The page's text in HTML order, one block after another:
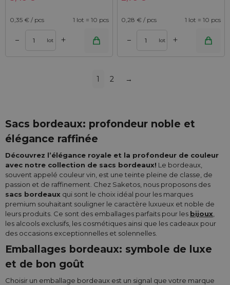
0,35 € / pcs 1 lot = 10 pcs
– lot +
0,28 € / pcs 1 lot = 10 pcs
– lot +
1 2 →
Sacs bordeaux: profondeur noble et
élégance raffinée
Découvrez l’élégance royale et la profondeur de couleur
avec notre collection de sacs bordeaux! Le bordeaux,
souvent appelé couleur vin, est une teinte pleine de classe, de
passion et de raffinement. Chez Saketos, nous proposons des
sacs bordeaux qui sont le choix idéal pour les marques
premium souhaitant souligner le caractère luxueux et noble de
leurs produits. Ce sont des emballages parfaits pour les bijoux
les alcools exclusifs, les cosmétiques ainsi que les cadeaux pour
des occasions exceptionnelles et solennelles.
Emballages bordeaux: symbole de luxe
et de bon goût
Choisir un emballage bordeaux est un signal que votre marque